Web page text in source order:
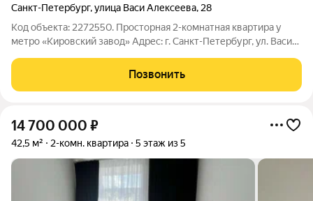
Санкт-Петербург,улица Васи Алексеева, 28
Код объекта: 2272550. Просторная 2-комнатная квартира у
метро «Кировский завод» Адрес: г. Санкт-Петербург, ул. Васи
Планировка: полноценная 2-комнатная квартира - Этаж: 3 из 5
самый
Позвонить
14 700 000 ₽
42,5 м² 2-комн. квартира 5 этаж из 5